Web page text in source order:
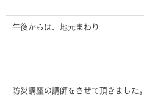
午後からは、地元まわり
防災講座の講師をさせて頂きました。